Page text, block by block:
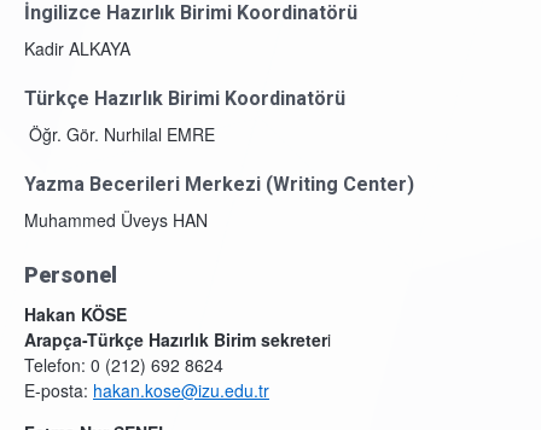
İngilizce Hazırlık Birimi Koordinatörü
Kadir ALKAYA
Türkçe Hazırlık Birimi Koordinatörü
Öğr. Gör. Nurhilal EMRE
Yazma Becerileri Merkezi (Writing Center)
Muhammed Üveys HAN
Personel
Hakan KÖSE
Arapça-Türkçe Hazırlık Birim sekreteri
Telefon: 0 (212) 692 8624
E-posta: hakan.kose@izu.edu.tr